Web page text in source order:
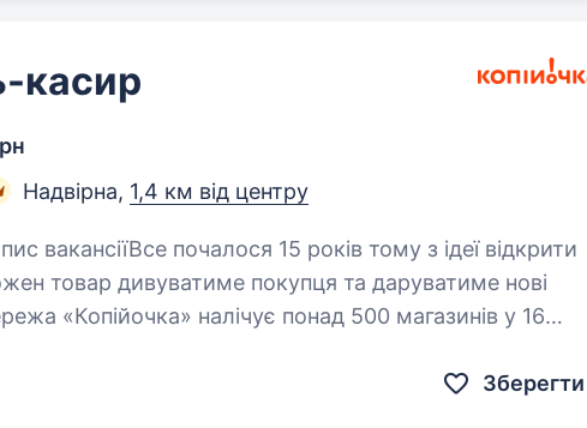
касир
Надвірна, 1,4 км від центру
товар дивуватиме покупця та даруватиме нові
«Копійочка» налічує понад 500 магазинів у 16
Зберегти